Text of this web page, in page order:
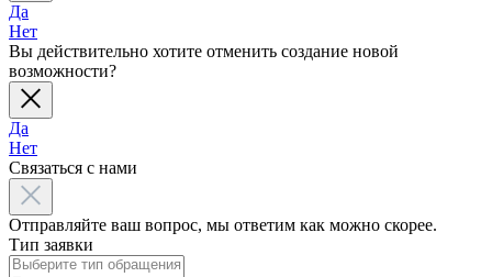
Да
Нет
Вы действительно хотите отменить создание новой
возможности?
Да
Нет
Связаться с нами
Отправляйте ваш вопрос, мы ответим как можно скорее.
Тип заявки